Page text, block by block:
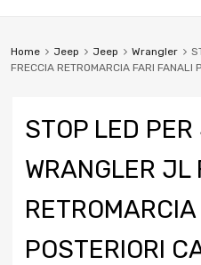
Home Jeep Jeep Wrangler
FRECCIA RETROMARCIA FARI FANALI
STOP LED
WRANGLER JL
POSTERIORI